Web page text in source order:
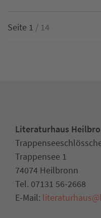
Seite 1 / 14
Literaturhaus
Trappensee 1
74074 Heilbronn
Tel. 07131 56-2668
E-Mail: literaturhaus@